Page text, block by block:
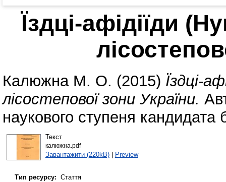
Їздці-афідіїди
Калюжна М. О. (2015) Їздці-
лісостепової зони України.
наукового ступеня кандидата
Текст
калюжна.pdf
Завантажити (220kB)| Preview
Тип ресурсу: Стаття